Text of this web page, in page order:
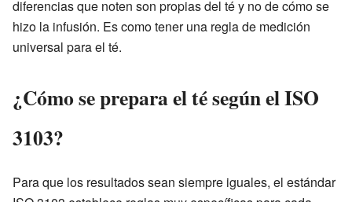
diferencias que noten son propias del té y no de cómo se
hizo la infusión. Es como tener una regla de medición
universal para el té.
¿Cómo se prepara el té según el ISO
3103?
Para que los resultados sean siempre iguales, el estándar